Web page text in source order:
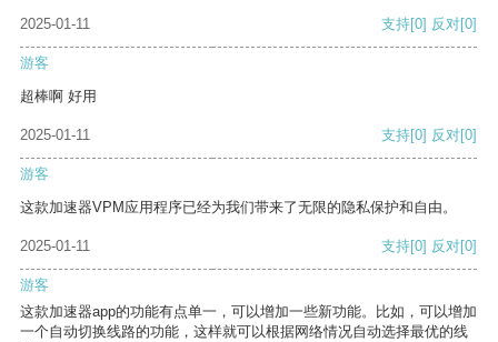
2025-01-11 支持[0] 反对[0]
游客
超棒啊 好用
2025-01-11 支持[0] 反对[0]
游客
这款加速器VPM应用程序已经为我们带来了无限的隐私保护和自由。
2025-01-11 支持[0] 反对[0]
游客
这款加速器app的功能有点单一，可以增加一些新功能。比如，可以增加
一个自动切换线路的功能，这样就可以根据网络情况自动选择最优的线